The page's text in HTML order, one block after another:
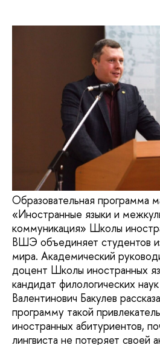
Образовательная программа
«Иностранные языки и
коммуникация» Школы
ВШЭ объединяет студентов
мира. Академический
доцент Школы иностранных
кандидат филологических
Валентинович Бакулев
программу такой
иностранных абитуриентов,
лингвиста не потеряет своей